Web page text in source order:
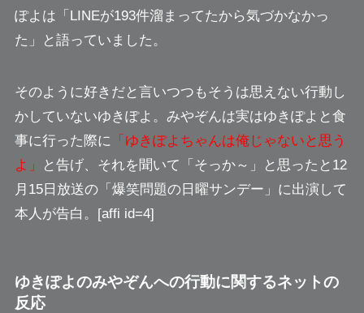
ぽよは 「LINEが193件溜まってたから気づかなかっ
た」
と語っていました。
そのように好きだと言いつつもそうは思えない行動し
かしていないゆきぽよ。 みやぞんは実はゆきぽよと食
事に行った際に 「ゆきぽよちゃんは俺じゃないと思う
よ」
と告げ、それを聞いて「そっか～」と思ったと12
月15日放送の「爆笑問題の日曜サンデー」に出演して
本人が告白。[affi id=4]
ゆきぽよのみやぞんへの行動に関するネットの
反応